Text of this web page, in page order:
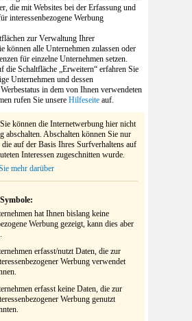
die mit Websites bei der Erfassung und
interessenbezogene Werbung
zur Verwaltung Ihrer
können alle Unternehmen zulassen oder
für einzelne Unternehmen setzen.
die Schaltfläche „Erweitern“ erfahren Sie
Unternehmen und dessen
in dem von Ihnen verwendeten
rufen Sie unsere Hilfeseite auf.
können die Internetwerbung hier nicht
abschalten. Abschalten können Sie nur
die auf der Basis Ihres Surfverhaltens auf
Interessen zugeschnitten wurde.
mehr darüber
hat Ihnen bislang keine
Werbung gezeigt, kann dies aber
erfasst/nutzt Daten, die zur
Werbung verwendet
erfasst keine Daten, die zur
Werbung genutzt